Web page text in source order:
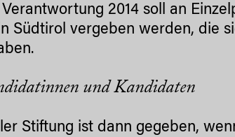
2014 soll an
Südtirol vergeben werden, die
und Kandidaten
Stiftung ist dann gegeben,